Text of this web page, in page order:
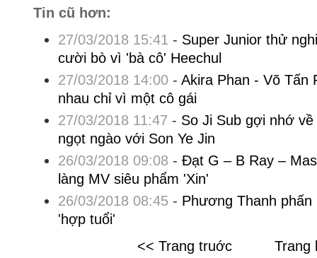
Tin cũ hơn:
27/03/2018 15:41 - Super Junior thử
cười bò vì 'bà cô' Heechul
27/03/2018 14:00- Akira Phan - Võ Tấn
nhau chỉ vì một cô gái
27/03/2018 11:47 - So Ji Sub gợi nhớ
ngọt ngào với Son Ye Jin
26/03/2018 09:08 - Đạt G – B Ray –
làng MV siêu phẩm 'Xin'
26/03/2018 08:45- Phương Thanh
'hợp tuổi'
<< Trang truớc
Trang